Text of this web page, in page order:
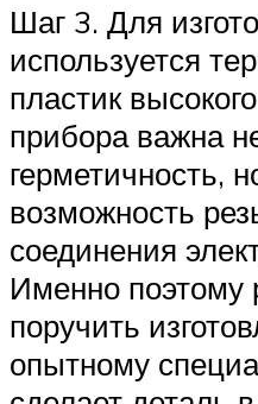
Шаг 3. Для
используется
пластик
прибора важна
герметичность,
возможность
соединения
Именно поэтому
поручить
опытному